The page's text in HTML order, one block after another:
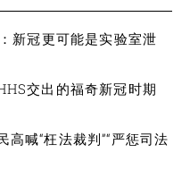
新冠更可能是实验室泄
交出的福奇新冠时期
喊“枉法裁判”“严惩司法